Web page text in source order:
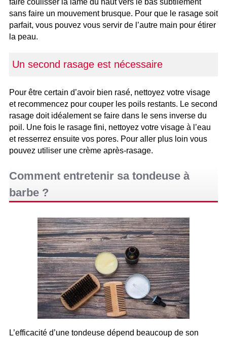
faire coulisser la lame du haut vers le bas subtilement
sans faire un mouvement brusque. Pour que le rasage soit
parfait, vous pouvez vous servir de l’autre main pour étirer
la peau.
Un second rasage est nécessaire
Pour être certain d’avoir bien rasé, nettoyez votre visage
et recommencez pour couper les poils restants. Le second
rasage doit idéalement se faire dans le sens inverse du
poil. Une fois le rasage fini, nettoyez votre visage à l’eau
et resserrez ensuite vos pores. Pour aller plus loin vous
pouvez utiliser une crème après-rasage.
Comment entretenir sa tondeuse à
barbe ?
L’efficacité d’une tondeuse dépend beaucoup de son